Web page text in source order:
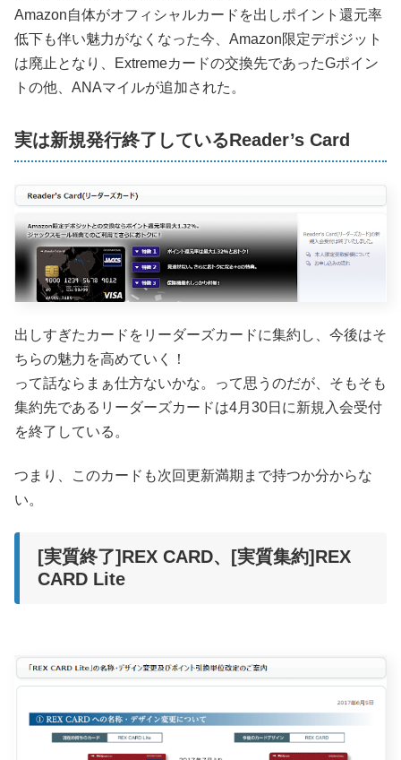
Amazon自体がオフィシャルカードを出しポイント還元率
低下も伴い魅力がなくなった今、Amazon限定デポジット
は廃止となり、Extremeカードの交換先であったGポイン
トの他、ANAマイルが追加された。
実は新規発行終了しているReader’s Card
出しすぎたカードをリーダーズカードに集約し、今後はそ
ちらの魅力を高めていく！
って話ならまぁ仕方ないかな。って思うのだが、そもそも
集約先であるリーダーズカードは4月30日に新規入会受付
を終了している。
つまり、このカードも次回更新満期まで持つか分からな
い。
[実質終了]REX CARD、[実質集約]REX
CARD Lite